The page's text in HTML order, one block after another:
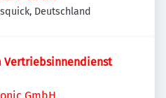
Deutschland